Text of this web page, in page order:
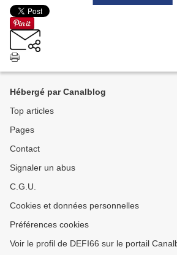
Hébergé par Canalblog
Top articles
Pages
Contact
Signaler un abus
C.G.U.
Cookies et données personnelles
Préférences cookies
Voir le profil de DEFI66 sur le portail